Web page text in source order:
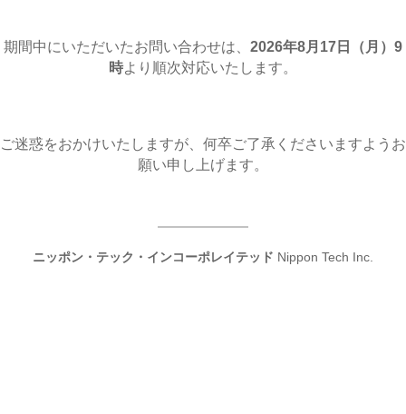
期間中にいただいたお問い合わせは、 2026年8月17日（月 ）9
時より順次対応いたします。
ご迷惑をおかけいたしますが、何卒ご了承くださいますようお
願い申し上げます。
ニッポン・テック・インコーポレイテッド Nippon Tech Inc.